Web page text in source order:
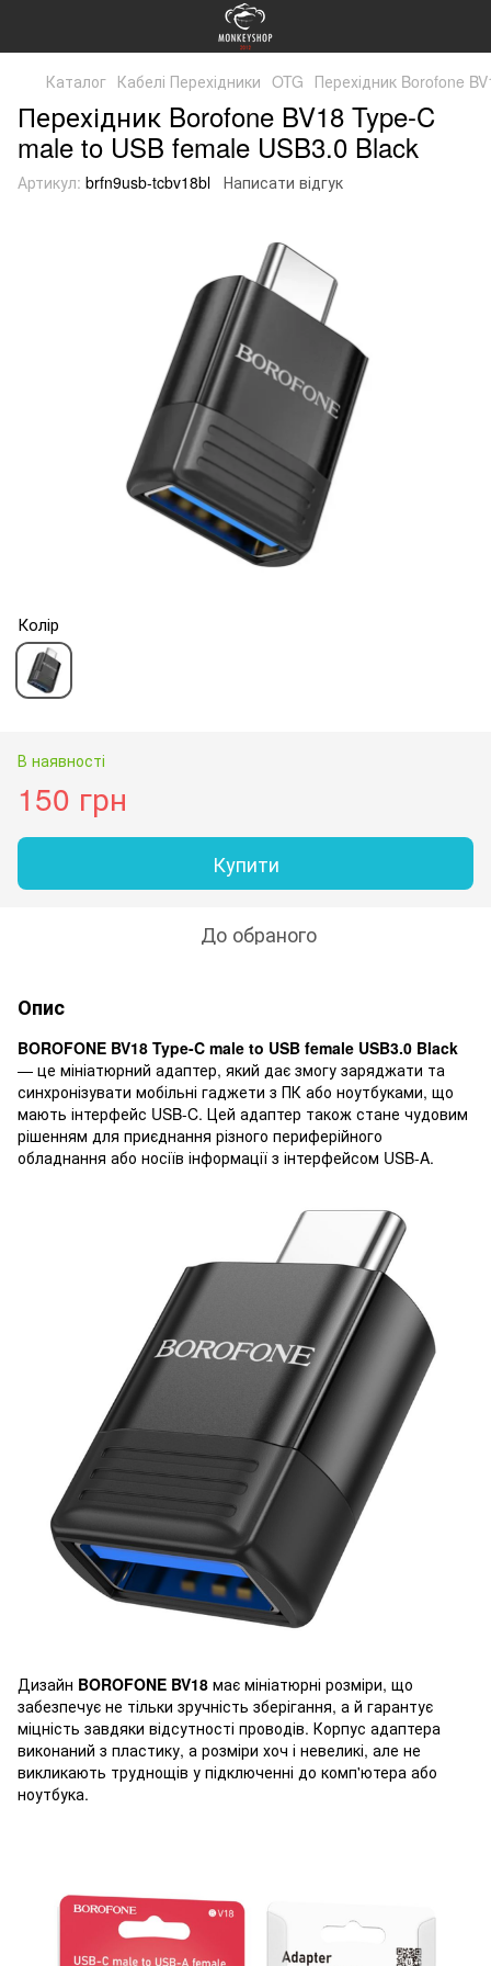
Каталог Кабелі Перехідники OTG Перехідник Borofone
Перехідник Borofone BV18 ​​Type-C
male to USB female USB3.0 Black
Артикул: brfn9usb-tcbv18bl Написати відгук
Колір
В наявності
150 грн
Купити
До обраного
Опис
BOROFONE BV18 ​​Type-C male to USB female USB3.0 Black
— це мініатюрний адаптер, який дає змогу заряджати та
синхронізувати мобільні гаджети з ПК або ноутбуками, що
мають інтерфейс USB-C. Цей адаптер також стане чудовим
рішенням для приєднання різного периферійного
обладнання або носіїв інформації з інтерфейсом USB-A.
Дизайн BOROFONE BV18 ​​має мініатюрні розміри, що
забезпечує не тільки зручність зберігання, а й гарантує
міцність завдяки відсутності проводів. Корпус адаптера
виконаний з пластику, а розміри хоч і невеликі, але не
викликають труднощів у підключенні до комп'ютера або
ноутбука.